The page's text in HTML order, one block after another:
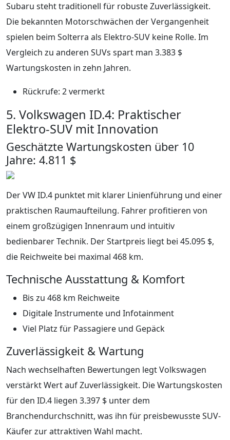
Subaru steht traditionell für robuste Zuverlässigkeit.
Die bekannten Motorschwächen der Vergangenheit
spielen beim Solterra als Elektro-SUV keine Rolle. Im
Vergleich zu anderen SUVs spart man 3.383 $
Wartungskosten in zehn Jahren.
Rückrufe: 2 vermerkt
5. Volkswagen ID.4: Praktischer
Elektro-SUV mit Innovation
Geschätzte Wartungskosten über 10
Jahre: 4.811 $
Der VW ID.4 punktet mit klarer Linienführung und einer
praktischen Raumaufteilung. Fahrer profitieren von
einem großzügigen Innenraum und intuitiv
bedienbarer Technik. Der Startpreis liegt bei 45.095 $,
die Reichweite bei maximal 468 km.
Technische Ausstattung & Komfort
Bis zu 468 km Reichweite
Digitale Instrumente und Infotainment
Viel Platz für Passagiere und Gepäck
Zuverlässigkeit & Wartung
Nach wechselhaften Bewertungen legt Volkswagen
verstärkt Wert auf Zuverlässigkeit. Die Wartungskosten
für den ID.4 liegen 3.397 $ unter dem
Branchendurchschnitt, was ihn für preisbewusste SUV-
Käufer zur attraktiven Wahl macht.